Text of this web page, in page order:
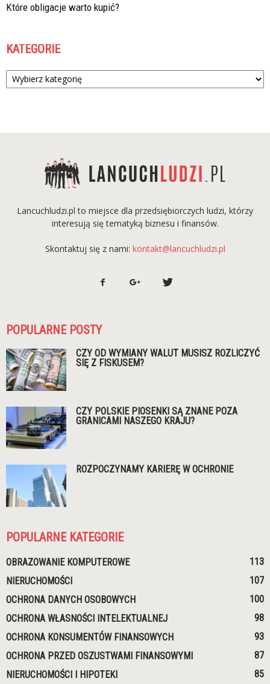
Które obligacje warto kupić?
KATEGORIE
Kategorie
Lancuchludzi.pl to miejsce dla przedsiębiorczych ludzi, którzy
interesują się tematyką biznesu i finansów.
Skontaktuj się z nami: kontakt@lancuchludzi.pl
POPULARNE POSTY
CZY OD WYMIANY WALUT MUSISZ ROZLICZYĆ
SIĘ Z FISKUSEM?
CZY POLSKIE PIOSENKI SĄ ZNANE POZA
GRANICAMI NASZEGO KRAJU?
ROZPOCZYNAMY KARIERĘ W OCHRONIE
POPULARNE KATEGORIE
OBRAZOWANIE KOMPUTEROWE
113
NIERUCHOMOŚCI
107
OCHRONA DANYCH OSOBOWYCH
100
OCHRONA WŁASNOŚCI INTELEKTUALNEJ
98
OCHRONA KONSUMENTÓW FINANSOWYCH
93
OCHRONA PRZED OSZUSTWAMI FINANSOWYMI
87
NIERUCHOMOŚCI I HIPOTEKI
85